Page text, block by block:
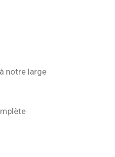
notre large